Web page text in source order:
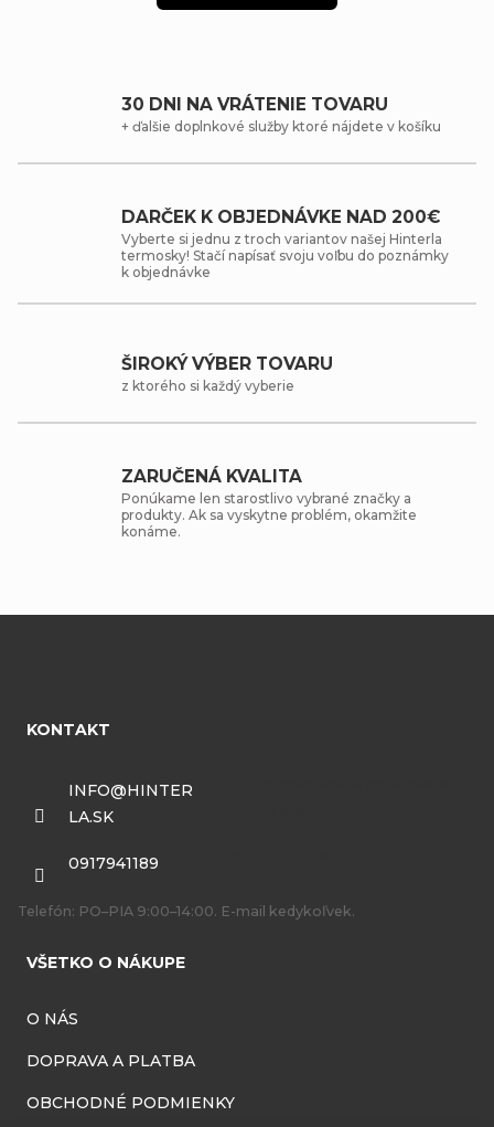
30 DNI NA VRÁTENIE TOVARU
+ ďalšie doplnkové služby ktoré nájdete v košíku
DARČEK K OBJEDNÁVKE NAD 200€
Vyberte si jednu z troch variantov našej Hinterla
termosky! Stačí napísať svoju voľbu do poznámky
k objednávke
ŠIROKÝ VÝBER TOVARU
z ktorého si každý vyberie
ZARUČENÁ KVALITA
Ponúkame len starostlivo vybrané značky a
produkty. Ak sa vyskytne problém, okamžite
konáme.
KONTAKT
INFO@HINTER
LA.SK
0917941189
Telefón: PO–PIA 9:00–14:00. E-mail kedykoľvek.
VŠETKO O NÁKUPE
O NÁS
DOPRAVA A PLATBA
OBCHODNÉ PODMIENKY